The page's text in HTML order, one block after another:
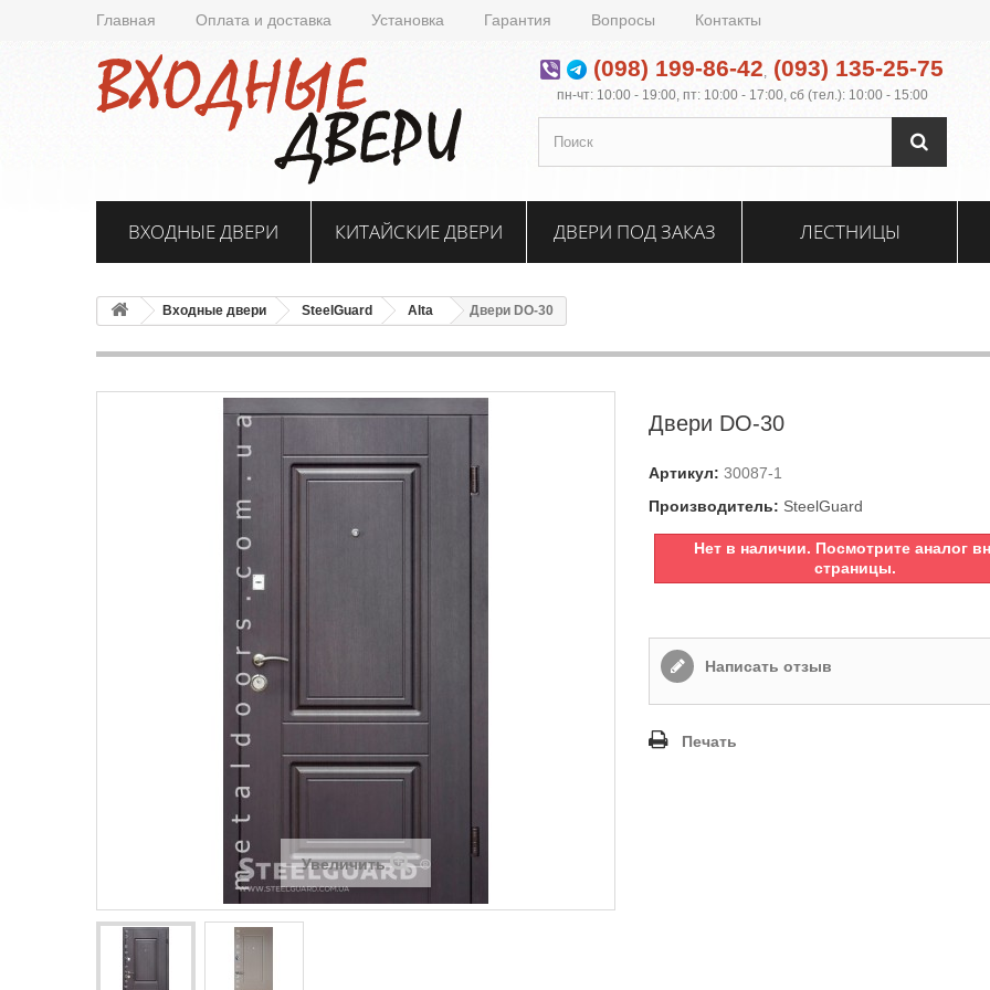
Главная Оплата и доставка Установка Гарантия Вопросы Контакты
(098) 199-86-42, (093) 135-25-75
пн-чт: 10:00 - 19:00, пт: 10:00 - 17:00, сб (тел.): 10:00 - 15:00
ВХОДНЫЕ ДВЕРИ КИТАЙСКИЕ ДВЕРИ ДВЕРИ ПОД ЗАКАЗ ЛЕСТНИЦЫ
Входные двери SteelGuard Alta Двери DO-30
Увеличить
Двери DO-30
Артикул: 30087-1
Производитель: SteelGuard
Нет в наличии. Посмотрите аналог
страницы.
Написать отзыв
Печать